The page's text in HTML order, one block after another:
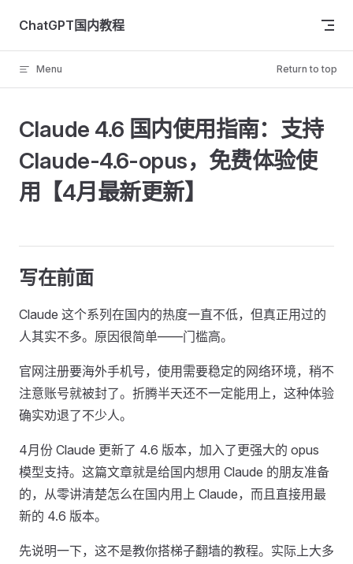
Skip to content
ChatGPT国内教程
Menu Return to top
Claude 4.6 国内使用指南：支持
Claude-4.6-opus，免费体验使
用【4月最新更新】
写在前面
Claude 这个系列在国内的热度一直不低，但真正用过的
人其实不多。原因很简单——门槛高。
官网注册要海外手机号，使用需要稳定的网络环境，稍不
注意账号就被封了。折腾半天还不一定能用上，这种体验
确实劝退了不少人。
4月份 Claude 更新了 4.6 版本，加入了更强大的 opus
模型支持。这篇文章就是给国内想用 Claude 的朋友准备
的，从零讲清楚怎么在国内用上 Claude，而且直接用最
新的 4.6 版本。
先说明一下，这不是教你搭梯子翻墙的教程。实际上大多